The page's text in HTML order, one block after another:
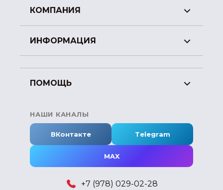
КОМПАНИЯ
ИНФОРМАЦИЯ
ПОМОЩЬ
НАШИ КАНАЛЫ
ВКонтакте Telegram
MAX
+7 (978) 029-02-28